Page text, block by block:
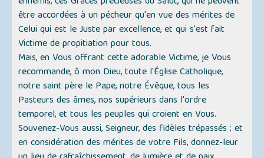
être accordées à un pécheur qu'en vue des mérites de
Celui qui est le Juste par excellence, et qui s'est fait
Victime de propitiation pour tous.
Mais, en Vous offrant cette adorable Victime, je Vous
recommande, ô mon Dieu, toute l'Église Catholique,
notre saint père le Pape, notre Évêque, tous les
Pasteurs des âmes, nos supérieurs dans l'ordre
temporel, et tous les peuples qui croient en Vous.
Souvenez-Vous aussi, Seigneur, des fidèles trépassés ; et
en considération des mérites de votre Fils, donnez-leur